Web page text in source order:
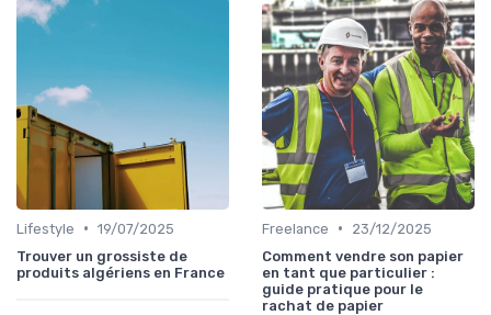
Lifestyle • 19/07/2025
Trouver un grossiste de
produits algériens en France
Freelance •
23/12/2025
Comment vendre son papier
en tant que particulier :
guide pratique pour le
rachat de papier